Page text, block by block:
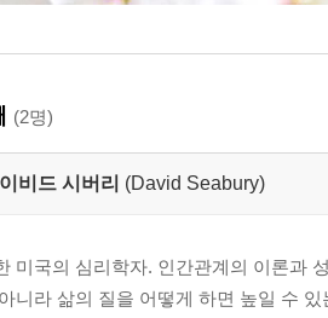
(2명)
비드 시버리 (David Seabury)
미국의 심리학자. 인간관계의 이론과
니라 삶의 질을 어떻게 하면 높일 수